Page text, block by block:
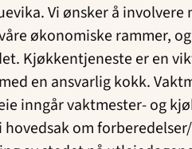
Vi ønsker å
økonomiske rammer,
Kjøkkentjeneste er en
en ansvarlig kokk.
inngår vaktmester- og
om